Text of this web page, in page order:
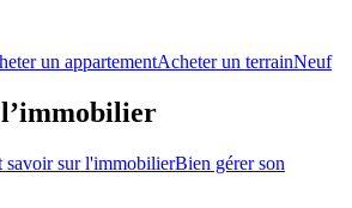
un appartementAcheter un terrainNeuf
savoir sur l'immobilierBien gérer son